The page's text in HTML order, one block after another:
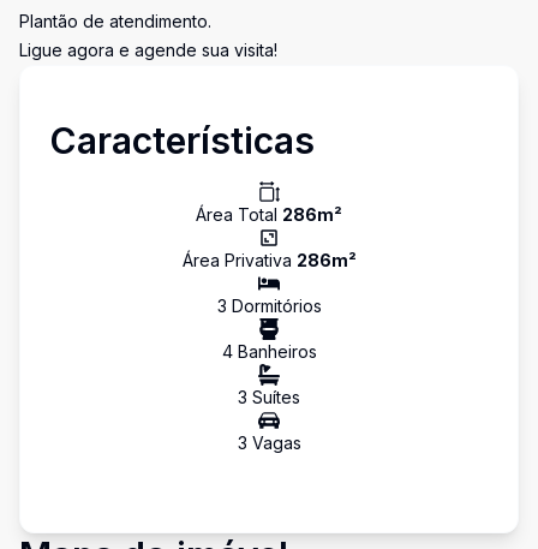
Plantão de atendimento.
Ligue agora e agende sua visita!
Características
Área Total 286m²
Área Privativa 286m²
3 Dormitórios
4Banheiros
3 Suítes
3 Vagas